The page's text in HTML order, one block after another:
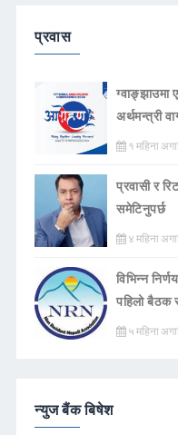
प्रवास
अर्थमन्त्री
१ महिना
प्रवासी र
समेटिनुपर्छ
४ महिना
विभिन्न
पहिलो बैठक
५ महिना
न्युज बैंक बिषेश